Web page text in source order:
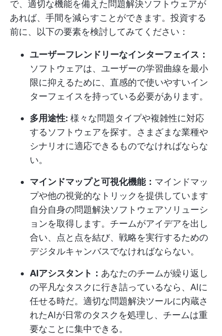
で、適切な機能を備えた問題解決ソフトウェアが
あれば、手間を減らすことができます。投資する
前に、以下の要素を検討してみてください：
ユーザーフレンドリーなインターフェイス：
ソフトウェアは、ユーザーの学習曲線を最小
限に抑えるために、直感的で使いやすいイン
ターフェイスを持っている必要があります。
多用途性: 様々な問題タイプや複雑性に対応
するソフトウェアを探す。さまざまな業種や
シナリオに適応できるものでなければならな
い。
マインドマップと可視化機能： マインドマッ
プや他の視覚的なトリックを提供しています
自分自身の問題解決ソフトウェアソリューシ
ョンを取得します。チームがアイデアを出し
合い、点と点を結び、戦略を実行するための
デジタルキャンバスでなければならない。
AIアシスタント： あなたのチームが繰り返し
の平凡なタスクに行き詰っているなら、AIに
任せる時だ。適切な問題解決ツールに内蔵さ
れたAIが日常のタスクを処理し、チームは重
要なことに集中できる。